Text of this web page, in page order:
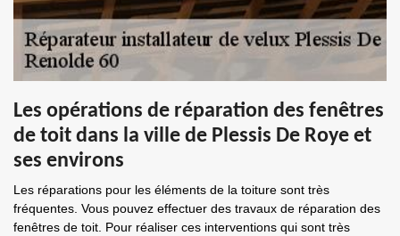
Les opérations de réparation des fenêtres
de toit dans la ville de Plessis De Roye et
ses environs
Les réparations pour les éléments de la toiture sont très
fréquentes. Vous pouvez effectuer des travaux de réparation des
fenêtres de toit. Pour réaliser ces interventions qui sont très